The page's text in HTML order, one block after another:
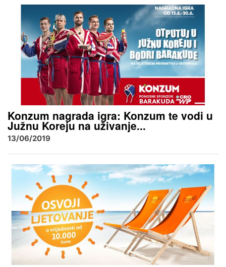
Konzum nagrada igra: Konzum te vodi u
Južnu Koreju na uživanje...
13/06/2019